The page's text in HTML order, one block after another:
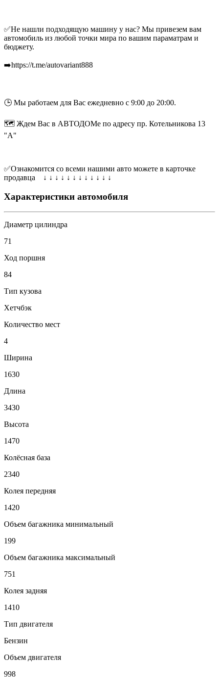
✅Не нашли подходящую машину у нас? Мы привезем вам
автомобиль из любой точки мира по вашим параматрам и
бюджету.
➡️https://t.me/autovariant888
🕒 Мы работаем для Вас ежедневно с 9:00 до 20:00.
🗺 Ждем Вас в АВТОДОМе по адресу пр. Котельникова 13
"А"
✅Ознакомится со всеми нашими авто можете в карточке
продавца ↓ ↓ ↓ ↓ ↓ ↓ ↓ ↓ ↓ ↓ ↓ ↓
Характеристики автомобиля
Диаметр цилиндра
71
Ход поршня
84
Тип кузова
Хетчбэк
Количество мест
4
Ширина
1630
Длина
3430
Высота
1470
Колёсная база
2340
Колея передняя
1420
Объем багажника минимальный
199
Объем багажника максимальный
751
Колея задняя
1410
Тип двигателя
Бензин
Объем двигателя
998